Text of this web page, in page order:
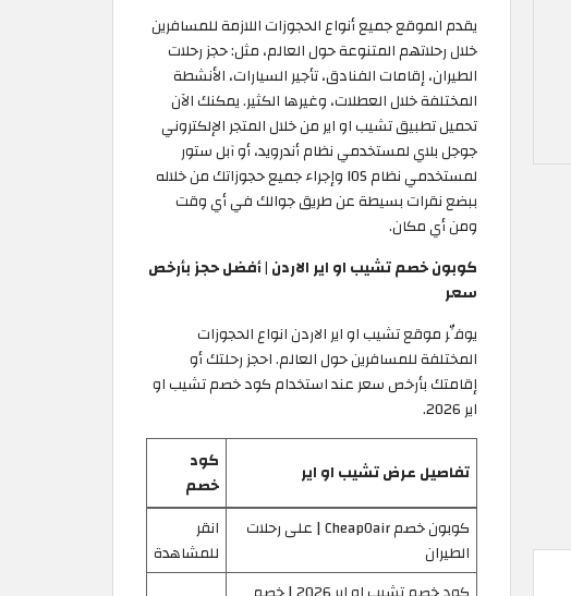
يقدم الموقع جميع أنواع الحجوزات اللازمة للمسافرين
خلال رحلاتهم المتنوعة حول العالم، مثل: حجز رحلات
الطيران، إقامات الفنادق، تأجير السيارات، الأنشطة
المختلفة خلال العطلات، وغيرها الكثير. يمكنك الآن
تحميل تطبيق تشيب او اير من خلال المتجر الإلكتروني
جوجل بلاي لمستخدمي نظام أندرويد، أو آبل ستور
لمستخدمي نظام IOS وإجراء جميع حجوزاتك من خلاله
ببضع نقرات بسيطة عن طريق جوالك في أي وقت
ومن أي مكان.
كوبون خصم تشيب او اير الاردن | أفضل حجز بأرخص
سعر
يوفِّر موقع تشيب او اير الاردن انواع الحجوزات
المختلفة للمسافرين حول العالم. احجز رحلتك أو
إقامتك بأرخص سعر عند استخدام كود خصم تشيب او
اير 2026.
تفاصيل عرض تشيب او اير
كود
خصم
كوبون خصم CheapOair | على رحلات
الطيران
انقر
للمشاهدة